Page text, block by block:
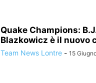
Quake Champions:
Blazkowicz è il nuovo
Team News Lontre - 15